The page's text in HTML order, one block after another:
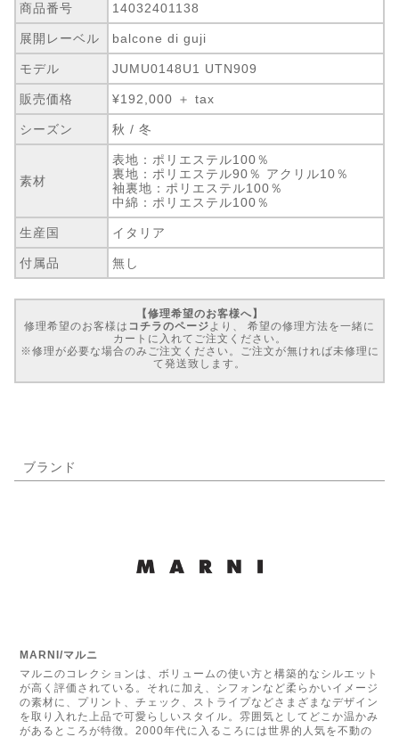
商品番号 14032401138
展開レーベル balcone di guji
モデル JUMU0148U1 UTN909
販売価格 ¥192,000 ＋ tax
シーズン 秋 / 冬
素材
表地：ポリエステル100％
裏地：ポリエステル90％ アクリル10％
袖裏地：ポリエステル100％
中綿：ポリエステル100％
生産国 イタリア
付属品 無し
【修理希望のお客様へ】
修理希望のお客様は コチラのページより、 希望の修理方法を一緒に
カートに入れてご注文ください。
※修理が必要な場合のみご注文ください。ご注文が無ければ未修理に
て発送致します。
ブランド
MARNI/マルニ
マルニのコレクションは、ボリュームの使い方と構築的なシルエット
が高く評価されている。それに加え、シフォンなど柔らかいイメージ
の素材に、プリント、チェック、ストライプなどさまざまなデザイン
を取り入れた上品で可愛らしいスタイル。雰囲気としてどこか温かみ
があるところが特徴。2000年代に入るころには世界的人気を不動の